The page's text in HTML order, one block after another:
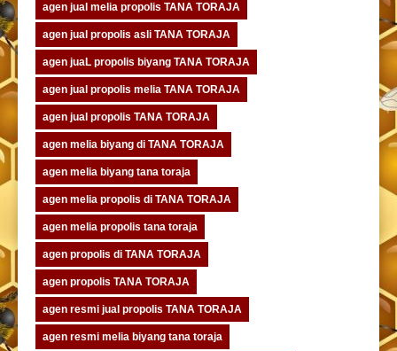
agen jual melia propolis TANA TORAJA
agen jual propolis asli TANA TORAJA
agen juaL propolis biyang TANA TORAJA
agen jual propolis melia TANA TORAJA
agen jual propolis TANA TORAJA
agen melia biyang di TANA TORAJA
agen melia biyang tana toraja
agen melia propolis di TANA TORAJA
agen melia propolis tana toraja
agen propolis di TANA TORAJA
agen propolis TANA TORAJA
agen resmi jual propolis TANA TORAJA
agen resmi melia biyang tana toraja